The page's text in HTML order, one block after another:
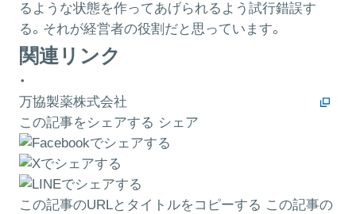
るような状態を作ってあげられるよう試行錯誤す
る。それが経営者の役割だと思っています。
関連リンク
・
万協製薬株式会社
この記事をシェアする シェア
この記事のURLとタイトルをコピーする この記事の